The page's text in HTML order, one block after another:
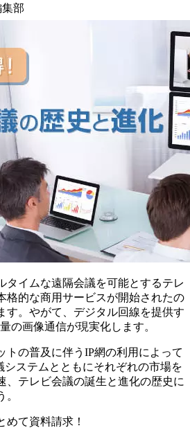
部
タイムな遠隔会議を可能とするテレ
格的な商用サービスが開始されたの
す。やがて、デジタル回線を提供す
の画像通信が現実化します。
トの普及に伴うIP網の利用によって
システムとともにそれぞれの市場を
、テレビ会議の誕生と進化の歴史に
めて資料請求！